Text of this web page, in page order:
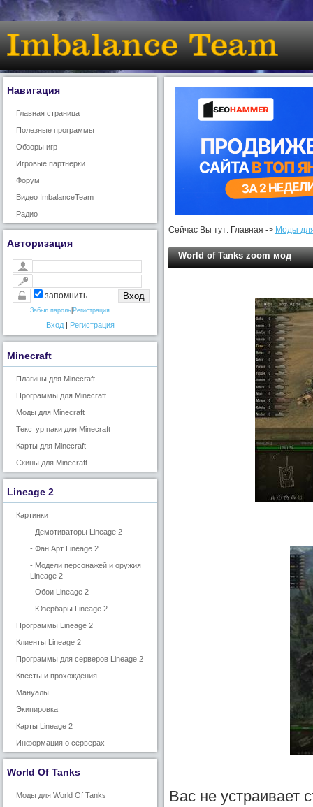
Навигация
Главная страница
Полезные программы
Обзоры игр
Игровые партнерки
Форум
Видео ImbalanceTeam
Радио
Авторизация
запомнить
Забыл пароль Регистрация
Вход | Регистрация
Minecraft
Плагины для Minecraft
Программы для Minecraft
Моды для Minecraft
Текстур паки для Minecraft
Карты для Minecraft
Скины для Minecraft
Lineage 2
Картинки
- Демотиваторы Lineage 2
- Фан Арт Lineage 2
- Модели персонажей и оружия
Lineage 2
- Обои Lineage 2
- Юзербары Lineage 2
Программы Lineage 2
Клиенты Lineage 2
Программы для серверов Lineage 2
Квесты и прохождения
Мануалы
Экипировка
Карты Lineage 2
Информация о серверах
World Of Tanks
Моды для World Of Tanks
Сейчас Вы тут: Главная -> Моды
World of Tanks zoom мод
Вас не устраивает